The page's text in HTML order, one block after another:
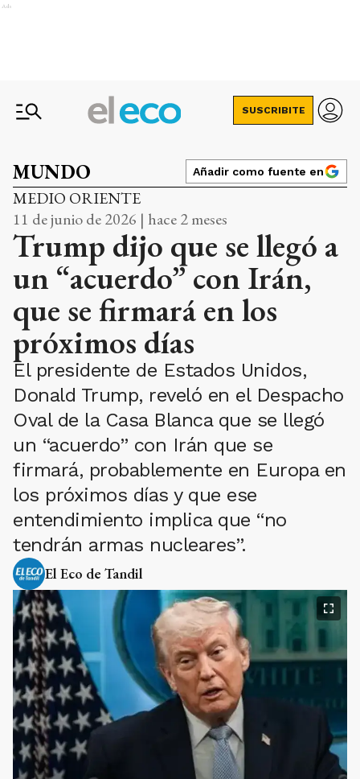
Ads
SUSCRIBITE
MUNDO Añadir como fuente en
MEDIO ORIENTE
11 de junio de 2026 | hace 2 meses
Trump dijo que se llegó a
un “acuerdo” con Irán,
que se firmará en los
próximos días
El presidente de Estados Unidos,
Donald Trump, reveló en el Despacho
Oval de la Casa Blanca que se llegó
un “acuerdo” con Irán que se
firmará, probablemente en Europa en
los próximos días y que ese
entendimiento implica que “no
tendrán armas nucleares”.
El Eco de Tandil